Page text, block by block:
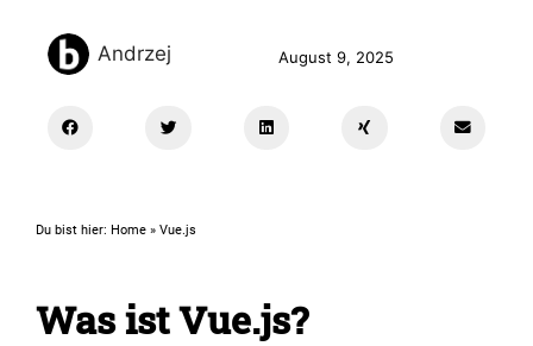
Andrzej August 9, 2025
Du bist hier: Home » Vue.js
Was ist Vue.js?